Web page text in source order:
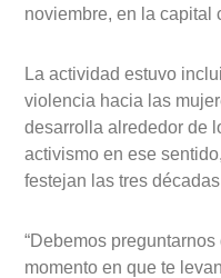
noviembre, en la capital
La actividad estuvo
violencia hacia las
desarrolla alrededor de
activismo en ese
festejan las tres
“Debemos
momento en que te